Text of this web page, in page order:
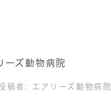
ズ動物病院
稿者: エアリーズ動物病院